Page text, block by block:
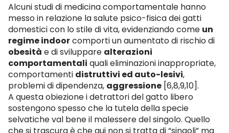
Alcuni studi di medicina comportamentale hanno
messo in relazione la salute psico-fisica dei gatti
domestici con lo stile di vita, evidenziando come un
regime indoorcomporti un aumentato di rischio di
obesità e di sviluppare alterazioni
comportamentali quali eliminazioni inappropriate,
comportamenti distruttivi ed auto-lesivi,
problemi di dipendenza, aggressione [6,8,9,10].
A questa obiezione i detrattori del gatto libero
sostengono spesso che la tutela della specie
selvatiche val bene il malessere del singolo. Quello
che si trascura è che qui non si tratta di “singoli” ma